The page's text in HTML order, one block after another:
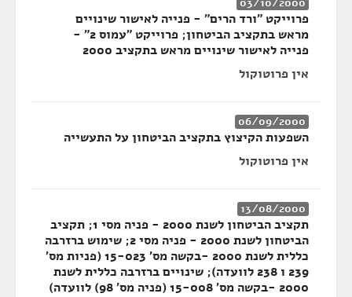
פרוייקט "ורד הרים" - פנייה לאישור שינויים
מראש בתקציב הביטחון; פרוייקט "עמוס 2" -
פנייה לאישור שינויים מראש בתקציב 2000
אין פרוטוקול
06/09/2000
השפעות הקיצוץ בתקציב הביטחון על התעשייה
אין פרוטוקול
13/08/2000
תקציב הביטחון לשנת 2000 - פניה מסי 1; תקציב
הביטחון לשנת 2000 - פניה מסי 2; שימוש ברזרבה
כללית לשנת 2000 -בקשה מס' 15-023 (פניות מס'
239 ו 238 לוועדה); שינויים ברזרבה כללית לשנת
2000 -בקשה מס' 15-008 (פניה מס' 98) לוועדה)